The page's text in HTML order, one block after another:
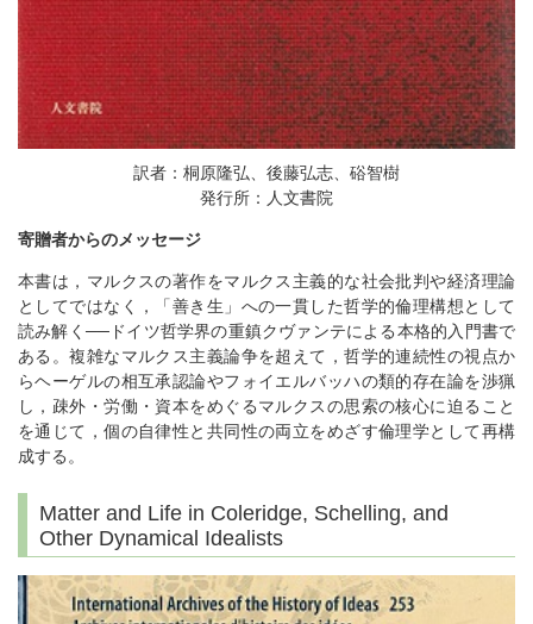
訳者：桐原隆弘、後藤弘志、硲智樹
発行所：人文書院
寄贈者からのメッセージ
本書は，マルクスの著作をマルクス主義的な社会批判や経済理論
としてではなく，「善き生」への一貫した哲学的倫理構想として
読み解く──ドイツ哲学界の重鎮クヴァンテによる本格的入門書で
ある。複雑なマルクス主義論争を超えて，哲学的連続性の視点か
らヘーゲルの相互承認論やフォイエルバッハの類的存在論を渉猟
し，疎外・労働・資本をめぐるマルクスの思索の核心に迫ること
を通じて，個の自律性と共同性の両立をめざす倫理学として再構
成する。
Matter and Life in Coleridge, Schelling, and
Other Dynamical Idealists